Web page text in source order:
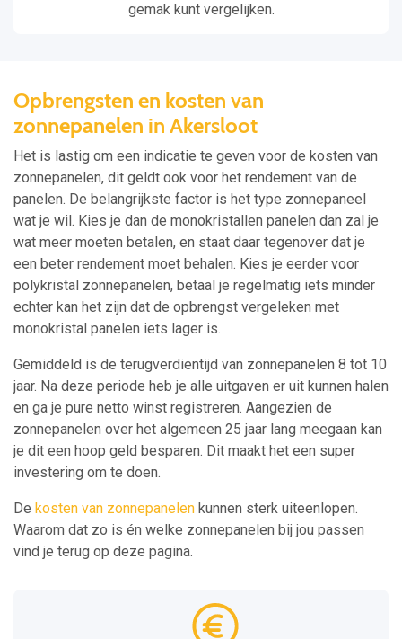
gemak kunt vergelijken.
Opbrengsten en kosten van
zonnepanelen in Akersloot
Het is lastig om een indicatie te geven voor de kosten van
zonnepanelen, dit geldt ook voor het rendement van de
panelen. De belangrijkste factor is het type zonnepaneel
wat je wil. Kies je dan de monokristallen panelen dan zal je
wat meer moeten betalen, en staat daar tegenover dat je
een beter rendement moet behalen. Kies je eerder voor
polykristal zonnepanelen, betaal je regelmatig iets minder
echter kan het zijn dat de opbrengst vergeleken met
monokristal panelen iets lager is.
Gemiddeld is de terugverdientijd van zonnepanelen 8 tot 10
jaar. Na deze periode heb je alle uitgaven er uit kunnen halen
en ga je pure netto winst registreren. Aangezien de
zonnepanelen over het algemeen 25 jaar lang meegaan kan
je dit een hoop geld besparen. Dit maakt het een super
investering om te doen.
De kosten van zonnepanelen kunnen sterk uiteenlopen.
Waarom dat zo is én welke zonnepanelen bij jou passen
vind je terug op deze pagina.